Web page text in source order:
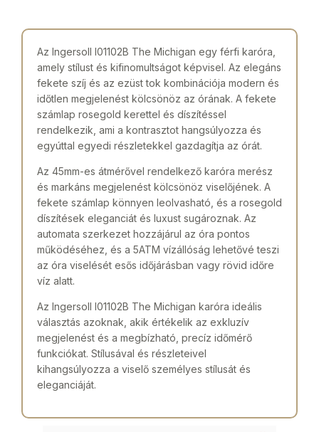
Az Ingersoll I01102B The Michigan egy férfi karóra,
amely stílust és kifinomultságot képvisel. Az elegáns
fekete szíj és az ezüst tok kombinációja modern és
időtlen megjelenést kölcsönöz az órának. A fekete
számlap rosegold kerettel és díszítéssel
rendelkezik, ami a kontrasztot hangsúlyozza és
egyúttal egyedi részletekkel gazdagítja az órát.
Az 45mm-es átmérővel rendelkező karóra merész
és markáns megjelenést kölcsönöz viselőjének. A
fekete számlap könnyen leolvasható, és a rosegold
díszítések eleganciát és luxust sugároznak. Az
automata szerkezet hozzájárul az óra pontos
működéséhez, és a 5ATM vízállóság lehetővé teszi
az óra viselését esős időjárásban vagy rövid időre
víz alatt.
Az Ingersoll I01102B The Michigan karóra ideális
választás azoknak, akik értékelik az exkluzív
megjelenést és a megbízható, precíz időmérő
funkciókat. Stílusával és részleteivel
kihangsúlyozza a viselő személyes stílusát és
eleganciáját.